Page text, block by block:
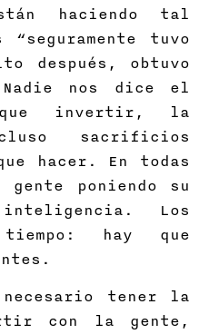
haciendo tal
tuvo
después, obtuvo
nos dice el
invertir, la
sacrificios
hacer. En todas
gente poniendo su
Los
hay que
tener la
con la gente,